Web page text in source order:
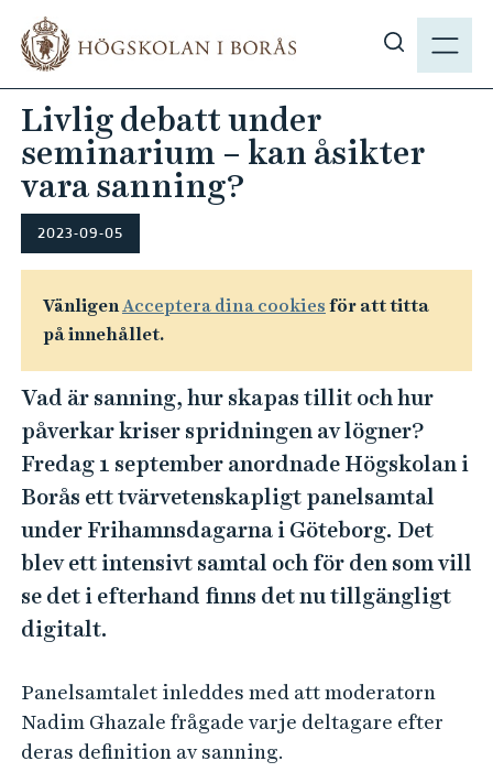
d
N
i
a
p
å
.
s
e
Livlig debatt under
seminarium – kan åsikter
vara sanning?
2023-09-05
VänligenAcceptera dina cookies för att titta
på innehållet.
Vad är sanning, hur skapas tillit och hur
påverkar kriser spridningen av lögner?
Fredag 1 september anordnade Högskolan i
Borås ett tvärvetenskapligt panelsamtal
under Frihamnsdagarna i Göteborg. Det
blev ett intensivt samtal och för den som vill
se det i efterhand finns det nu tillgängligt
digitalt.
Panelsamtalet inleddes med att moderatorn
Nadim Ghazale frågade varje deltagare efter
deras definition av sanning.